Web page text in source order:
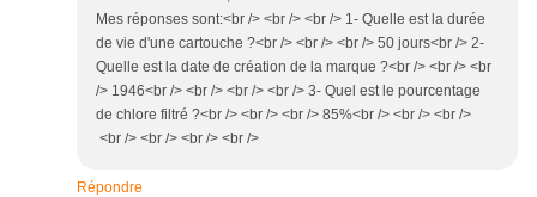
Mes réponses sont:<br /> <br /> <br /> 1- Quelle est la durée
de vie d'une cartouche ?<br /> <br /> <br /> 50 jours<br /> 2-
Quelle est la date de création de la marque ?<br /> <br /> <br
/> 1946<br /> <br /> <br /> <br /> 3- Quel est le pourcentage
de chlore filtré ?<br /> <br /> <br /> 85%<br /> <br /> <br />
<br /> <br /> <br /> <br />
Répondre